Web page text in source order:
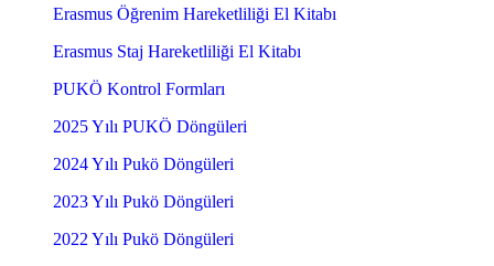
Erasmus Öğrenim Hareketliliği El Kitabı
Erasmus Staj Hareketliliği El Kitabı
PUKÖ Kontrol Formları
2025 Yılı PUKÖ Döngüleri
2024 Yılı Pukö Döngüleri
2023 Yılı Pukö Döngüleri
2022 Yılı Pukö Döngüleri